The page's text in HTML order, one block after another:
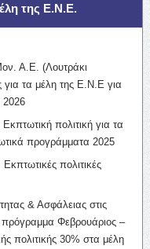
της Ε.Ν.Ε.
Α.Ε. (Λουτράκι
για τα μέλη της Ε.Ν.Ε για
2026
πολιτική για τα
προγράμματα 2025
πολιτικές
& Ασφάλειας στις
πρόγραμμα Φεβρουάριος –
πολιτικής 30% στα μέλη